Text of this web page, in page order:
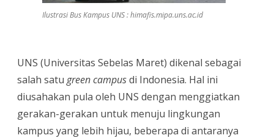
Ilustrasi Bus Kampus UNS : himafis.mipa.uns.ac.id
UNS (Universitas Sebelas Maret) dikenal sebagai
salah satu green campusdi Indonesia. Hal ini
diusahakan pula oleh UNS dengan menggiatkan
gerakan-gerakan untuk menuju lingkungan
kampus yang lebih hijau, beberapa di antaranya